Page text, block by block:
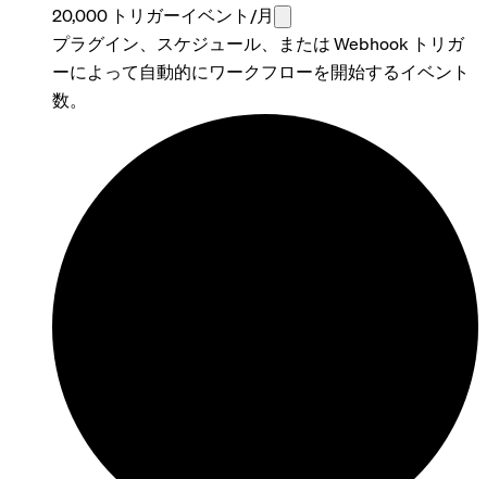
20,000 トリガーイベント/月
プラグイン、スケジュール、または Webhook トリガ
ーによって自動的にワークフローを開始するイベント
数。